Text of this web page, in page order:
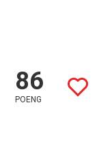
86
POENG